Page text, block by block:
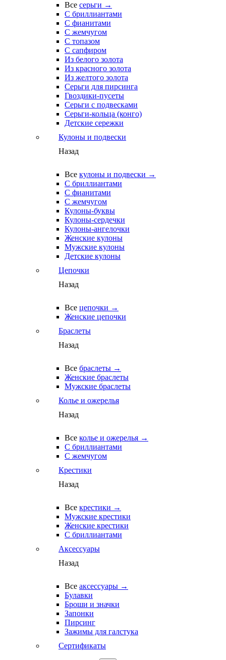
Все серьги →
С бриллиантами
С фианитами
С жемчугом
С топазом
С сапфиром
Из белого золота
Из красного золота
Из желтого золота
Серьги для пирсинга
Гвоздики-пусеты
Серьги с подвесками
Серьги-кольца (конго)
Детские сережки
Кулоны и подвески
Назад
Все кулоны и подвески →
С бриллиантами
С фианитами
С жемчугом
Кулоны-буквы
Кулоны-сердечки
Кулоны-ангелочки
Женские кулоны
Мужские кулоны
Детские кулоны
Цепочки
Назад
Все цепочки →
Женские цепочки
Браслеты
Назад
Все браслеты →
Женские браслеты
Мужские браслеты
Колье и ожерелья
Назад
Все колье и ожерелья →
С бриллиантами
С жемчугом
Крестики
Назад
Все крестики →
Мужские крестики
Женские крестики
С бриллиантами
Аксессуары
Назад
Все аксессуары →
Булавки
Броши и значки
Запонки
Пирсинг
Зажимы для галстука
Сертификаты